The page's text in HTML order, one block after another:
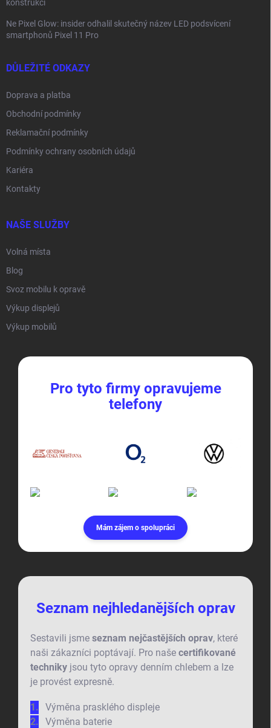
konstrukcí
Ne Pixel Glow: insider odhalil skutečný název LED podsvícení
smartphonů Pixel 11 Pro
DŮLEŽITÉ ODKAZY
Doprava a platba
Obchodní podmínky
Reklamační podmínky
Podmínky ochrany osobních údajů
Kariéra
Kontakty
NAŠE SLUŽBY
Volná místa
Blog
Svoz mobilu k opravě
Výkup displejů
Výkup mobilů
Pro tyto firmy opravujeme
telefony
Mám zájem o spolupráci
Seznam nejhledanějších oprav
Sestavili jsme seznam nejčastějších oprav, které
naši zákazníci poptávají. Pro naše certifikované
techniky jsou tyto opravy denním chlebem a lze
je provést expresně.
Výměna prasklého displeje
Výměna baterie